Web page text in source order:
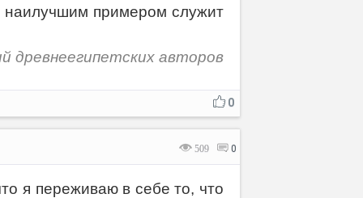
наилучшим примером служит
древнеегипетских авторов
0
509 0
я переживаю в себе то, что